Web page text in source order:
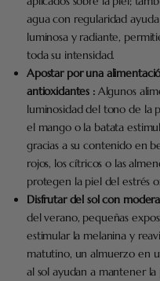
agua con regularidad
luminosa y radiante,
toda su intensidad.
Apostar por una
antioxidantes :Algunos
luminosidad del tono de la
el mango o la batata
gracias a su contenido en
rojos, los cítricos o las
protegen la piel del estrés
Disfrutar del sol con
del verano, pequeñas
estimular la melanina y
matutino, un almuerzo en
al sol ayudan a mantener